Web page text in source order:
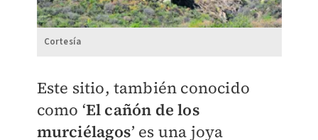
Cortesía
Este sitio, también conocido
como ‘El cañón de los
murciélagos’ es una joya